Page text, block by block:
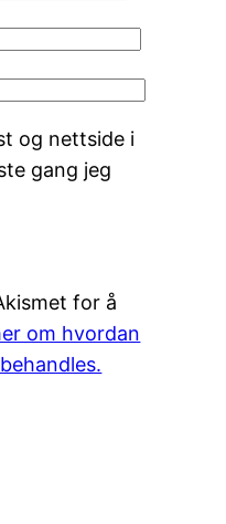
og nettside i
gang jeg
for å
om hvordan